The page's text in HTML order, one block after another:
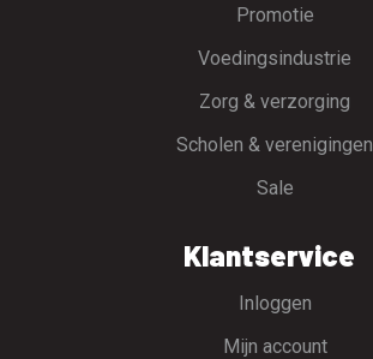
Promotie
Voedingsindustrie
Zorg & verzorging
Scholen & verenigingen
Sale
Klantservice
Inloggen
Mijn account